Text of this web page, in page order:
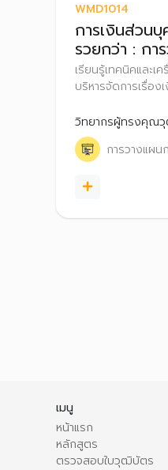
WMD1014
การเงินส่วน
รวยกว่า : กา
เรียนรู้เทคนิคและเ
บริหารจัดการเรื่อ
วิทยากรผู้ทรงคุณ
การวางแผน
เมนู
หน้าแรก
หลักสูตร
ตรวจสอบใบวุฒิบัตร